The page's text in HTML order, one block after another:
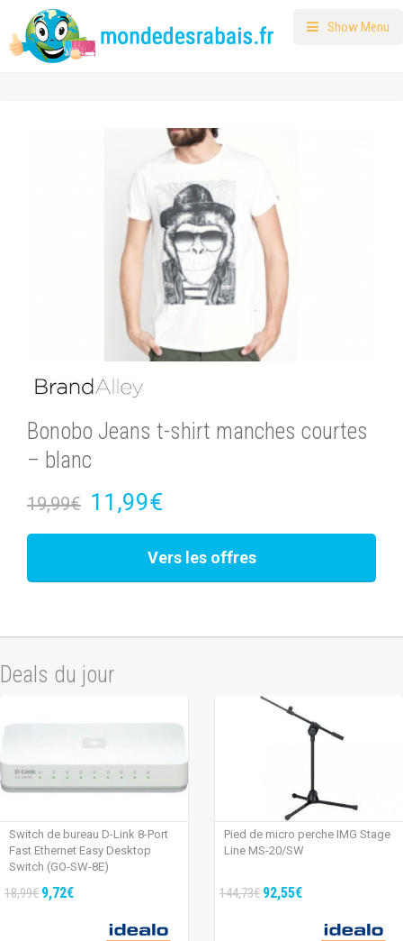
Show Menu
Bonobo Jeans t-shirt manches courtes
– blanc
19,99€ 11,99€
Vers les offres
Deals du jour
Switch de bureau D-Link 8-Port
Fast Ethernet Easy Desktop
Switch (GO-SW-8E)
18,99€ 9,72€
Pied de micro perche IMG Stage
Line MS-20/SW
144,73€ 92,55€